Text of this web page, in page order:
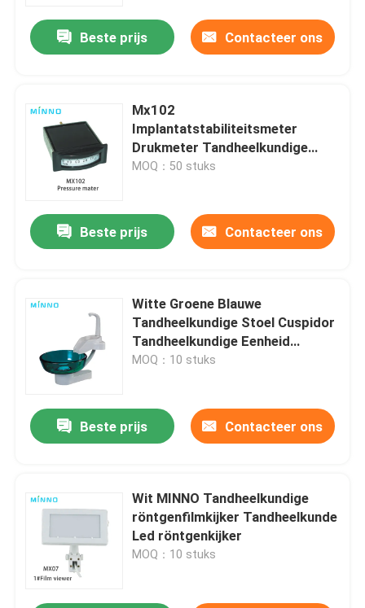
Beste prijs Contacteer ons
Mx102
Implantatstabiliteitsmeter
Drukmeter Tandheelkundige
eenheid Onderdelen
MOQ：50 stuks
Beste prijs Contacteer ons
Witte Groene Blauwe
Tandheelkundige Stoel Cuspidor
Tandheelkundige Eenheid
Cuspidor
MOQ：10 stuks
Beste prijs Contacteer ons
Wit MINNO Tandheelkundige
röntgenfilmkijker Tandheelkunde
Led röntgenkijker
MOQ：10 stuks